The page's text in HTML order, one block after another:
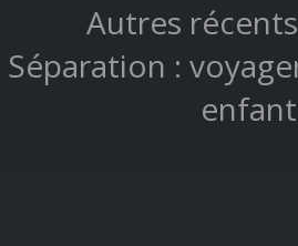
Autres
Séparation :
enfant